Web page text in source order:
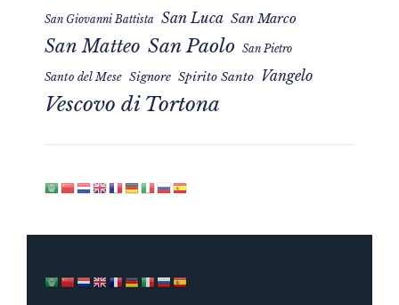
San Giovanni Battista San Luca San Marco
San Matteo San Paolo San Pietro
Santo del Mese Signore Spirito Santo Vangelo
Vescovo di Tortona